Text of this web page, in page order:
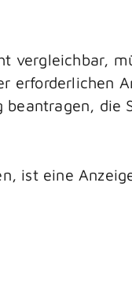
vergleichbar,
erforderlichen
die
ist eine